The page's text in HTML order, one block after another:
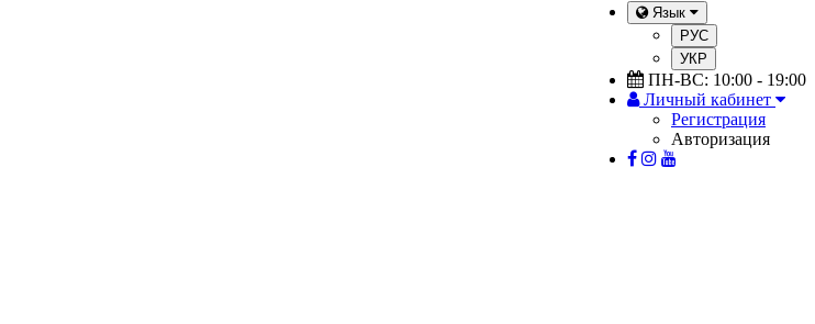
Язык
РУС
УКР
ПН-ВС: 10:00 - 19:00
Личный кабинет
Регистрация
Авторизация